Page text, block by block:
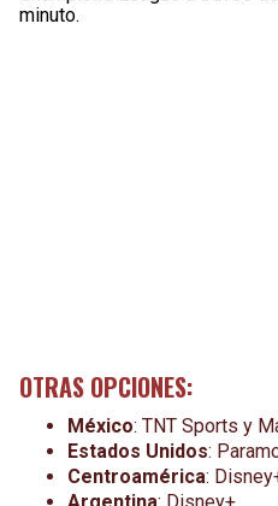
minuto.
OTRAS OPCIONES:
México: TNT Sports y
Estados Unidos:
Centroamérica: